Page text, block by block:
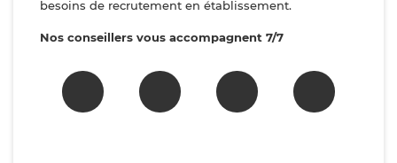
besoins de recrutement en établissement.
Nos conseillers vous accompagnent 7/7